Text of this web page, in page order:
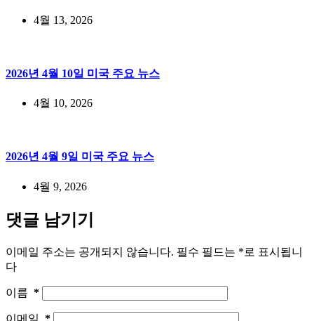
4월 13, 2026
2026년 4월 10일 미국 주요 뉴스
4월 10, 2026
2026년 4월 9일 미국 주요 뉴스
4월 9, 2026
댓글 남기기
이메일 주소는 공개되지 않습니다. 필수 필드는 *로 표시됩니
다
이름 *
이메일 *